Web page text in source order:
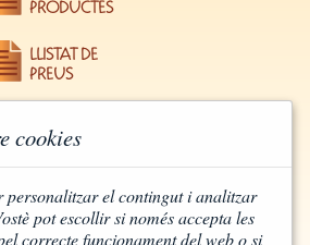
PRODUCTES
LLISTAT DE
PREUS
cookies
personalitzar el contingut i analitzar
pot escollir si només accepta les
correcte funcionament del web o si